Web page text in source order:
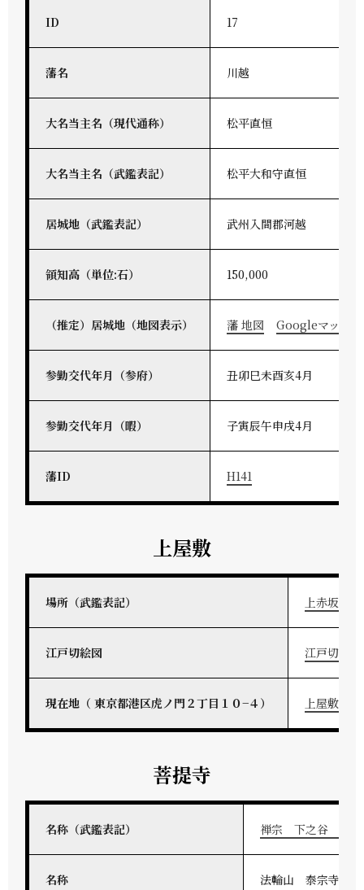
ID 17
藩名 川越
大名当主名（現代通称） 松平直恒
大名当主名（武鑑表記） 松平大和守直恒
居城地（武鑑表記） 武州入間郡河越
領知高（単位:石） 150,000
（推定）居城地（地図表示） 藩 地図 Googleマップ
参勤交代年月（参府） 丑卯巳未酉亥4月
参勤交代年月（暇） 子寅辰午申戌4月
藩ID H141
上屋敷
場所（武鑑表記） 上赤坂溜
江戸切絵図 江戸切絵図
現在地（ 東京都港区虎ノ門２丁目１０−４） 上屋敷地図
菩提寺
名称（武鑑表記） 禅宗 下之谷 法輪
名称 法輪山 泰宗寺